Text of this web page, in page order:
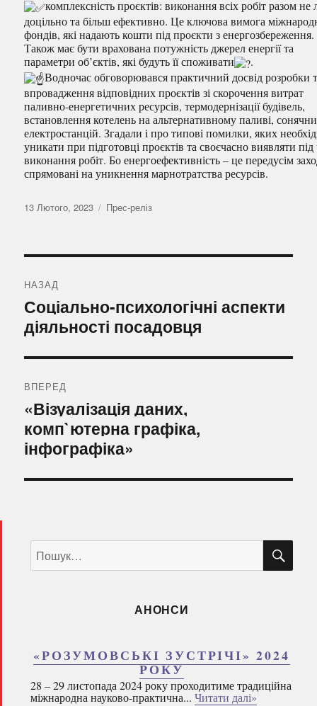
комплексність проєктів: виконання всіх робіт разом
доцільно та більш ефективно. Це ключова вимога
фондів, які надають кошти під проєкти з енергозбереження.
Також має бути врахована потужність джерел енергії та
параметри об’єктів, які будуть її споживати
.
Водночас обговорювався практичний досвід розробки
впровадження відповідних проєктів зі скорочення витрат
паливно-енергетичних ресурсів, термодернізації будівель,
встановлення котелень на альтернативному паливі,
електростанцій. Згадали і про типові помилки, яких
уникати при підготовці проєктів та своєчасно виявляти під
виконання робіт. Бо енергоефективність – це передусім
спрямовані на уникнення марнотратства ресурсів.
Оприлюднено
13 Лютого, 2023 Категорії
Прес-реліз
записів
НАЗАД
Попередній
запис:
Соціально-психологічні аспекти
діяльності посадовця
ВПЕРЕД
Наступний
запис:
«Візуалізація даних,
комп`ютерна графіка,
інфографіка»
за
запитом:
АНОНСИ
«РОЗУМОВСЬКІ ЗУСТРІЧІ» 2024
РОКУ
28 – 29 листопада 2024 року проходитиме традиційна
міжнародна науково-практична... Читати далі»